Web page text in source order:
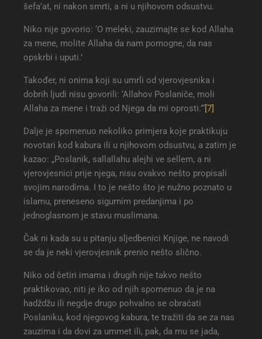
šefa’at, ni nakon smrti, a ni u njihovom odsustvu.
Niko nije govorio: ‘O meleki, zauzimajte se kod Allaha
za mene, molite Allaha da nam pomogne, da nas
opskrbi i uputi.’
Također, ni onima koji su umrli od vjerovjesnika i
dobrih ljudi nisu govorili: ‘Allahov Poslaniče, moli
Allaha za mene i traži od Njega da mi oprosti.’“[7]
Dalje je spomenuo nekoliko primjera koje praktikuju
novotari kod kabura ili u njihovom odsustvu, a zatim je
kazao: „Poslanik, sallallahu alejhi ve sellem, a ni
vjerovjesnici prije njega, nisu ovakvo nešto propisali
svojim narodima. I to je nešto što je nužno poznato u
islamu, preneseno sigurnim predanjima i po
jednoglasnom je stavu muslimana.
Čak ni kada su u pitanju sljedbenici Knjige, ne navodi
se da je neki vjerovjesnik prenio nešto slično.
Niko od četiri imama i drugih nije takvo nešto
praktikovao, niti je iko od njih spomenuo da je na
hadždžu ili negdje drugo pohvalno se obraćati
Poslaniku, kod njegovog kabura, te tražiti da se za nas
zauzima i da dovi za ummet ili, pak, da mu se jada,